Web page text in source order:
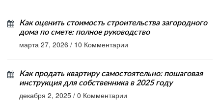
Как оценить стоимость строительства загородного
дома по смете: полное руководство
марта 27, 2026 / 10 Комментарии
Как продать квартиру самостоятельно: пошаговая
инструкция для собственника в 2025 году
декабря 2, 2025 / 0 Комментарии